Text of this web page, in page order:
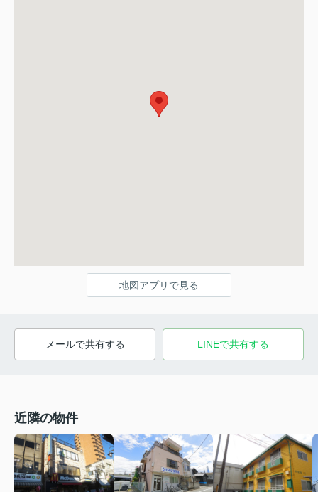
地図アプリで見る
メールで共有する LINEで共有する
近隣の物件